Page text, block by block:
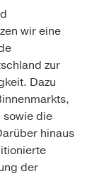
wir eine
zur
Dazu
die
hinaus
der